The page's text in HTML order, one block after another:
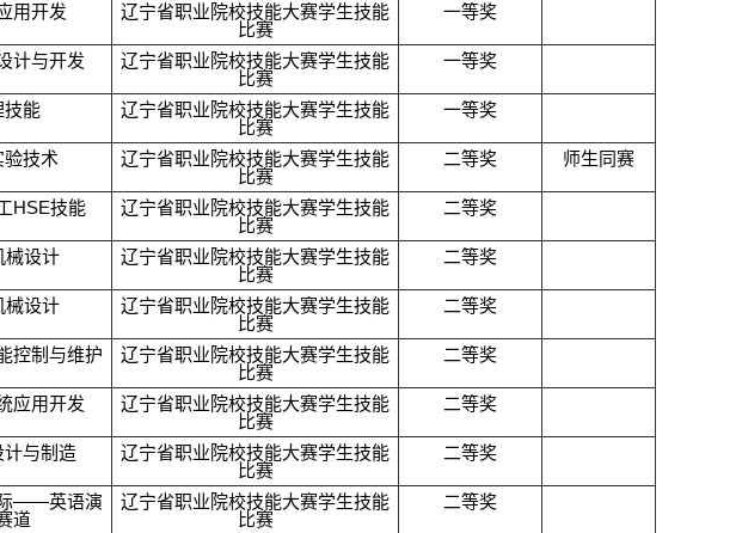
用开发
辽宁省职业院校技能大赛学生技能
比赛
一等奖
计与开发
辽宁省职业院校技能大赛学生技能
比赛
一等奖
技能
辽宁省职业院校技能大赛学生技能
比赛
一等奖
验技术
辽宁省职业院校技能大赛学生技能
比赛
二等奖 师生同赛
HSE技能
辽宁省职业院校技能大赛学生技能
比赛
二等奖
械设计
辽宁省职业院校技能大赛学生技能
比赛
二等奖
械设计
辽宁省职业院校技能大赛学生技能
比赛
二等奖
控制与维护
辽宁省职业院校技能大赛学生技能
比赛
二等奖
应用开发
辽宁省职业院校技能大赛学生技能
比赛
二等奖
与制造
辽宁省职业院校技能大赛学生技能
比赛
二等奖
——英语演
道
辽宁省职业院校技能大赛学生技能
比赛
二等奖